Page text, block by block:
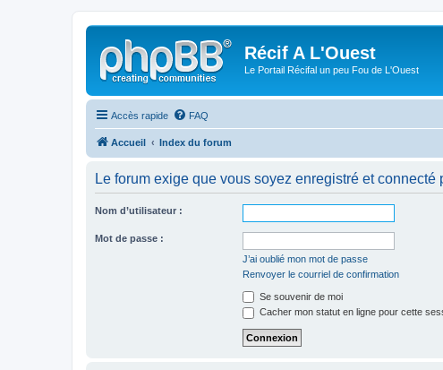
Récif A L'Ouest
Le Portail Récifal un peu Fou de L'Ouest
Accès rapide FAQ
Accueil Index du forum
Le forum exige que vous soyez enregistré et
Nom d’utilisateur :
Mot de passe :
J’ai oublié mon mot de passe
Renvoyer le courriel de confirmation
Se souvenir de moi
Cacher mon statut en ligne pour cette